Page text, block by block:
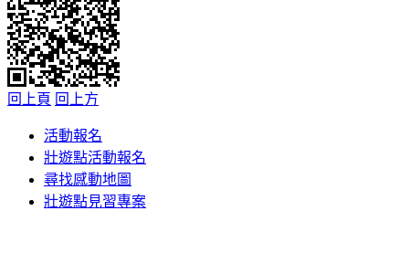
回上頁 回上方
活動報名
壯遊點活動報名
尋找感動地圖
壯遊點見習專案